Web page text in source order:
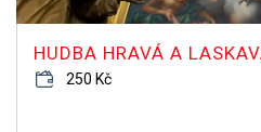
HUDBA HRAVÁ A
250 Kč